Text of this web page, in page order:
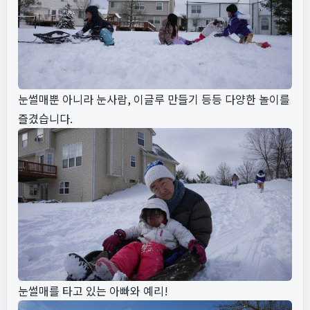
눈썰매뿐 아니라 눈사람, 이글루 만들기 등등 다양한 놀이를
즐겼습니다.
눈썰매를 타고 있는 아빠와 예리!